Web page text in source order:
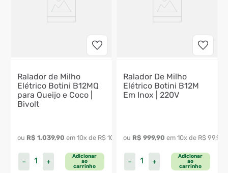
99
Ralador de Milho
Elétrico Botini B12MQ
para Queijo e Coco |
Bivolt
ou R$ 1.039,90 em 10x de R$ 103 99
＋
－
Adicionar
ao
carrinho
Ralador De Milho
Elétrico Botini B12M
Em Inox | 220V
ou R$ 999,90 em 10x de R$ 99,99
＋
－
Adicionar
ao
carrinho